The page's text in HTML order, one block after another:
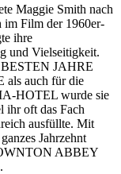
Maggie Smith nach
im Film der 1960er-
ihre
und Vielseitigkeit.
JAHRE
auch für die
HOTEL wurde sie
ihr oft das Fach
ausfüllte. Mit
Jahrzehnt
ABBEY